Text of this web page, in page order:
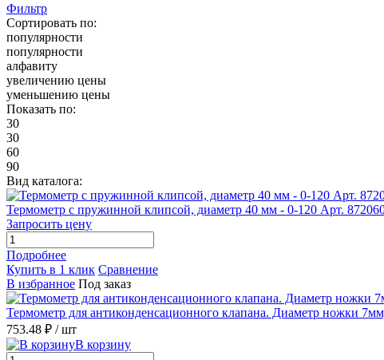
Фильтр
Сортировать по:
популярности
популярности
алфавиту
увеличению цены
уменьшению цены
Показать по:
30
30
60
90
Вид каталога:
Термометр с пружинной клипсой, диаметр 40 мм - 0-120 Арт.
Запросить цену
Подробнее
Купить в 1 клик Сравнение
В избранное Под заказ
Термометр для антиконденсационного клапана. Диаметр ножки
753.48 ₽ / шт
В корзину